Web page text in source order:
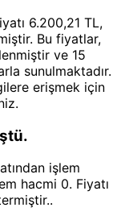
6.200,21 TL,
Bu fiyatlar,
ve 15
sunulmaktadır.
erişmek için
işlem
hacmi 0. Fiyatı